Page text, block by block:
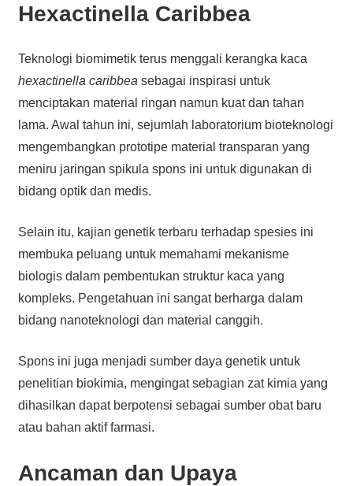
Hexactinella Caribbea
Teknologi biomimetik terus menggali kerangka kaca
hexactinella caribbea sebagai inspirasi untuk
menciptakan material ringan namun kuat dan tahan
lama. Awal tahun ini, sejumlah laboratorium bioteknologi
mengembangkan prototipe material transparan yang
meniru jaringan spikula spons ini untuk digunakan di
bidang optik dan medis.
Selain itu, kajian genetik terbaru terhadap spesies ini
membuka peluang untuk memahami mekanisme
biologis dalam pembentukan struktur kaca yang
kompleks. Pengetahuan ini sangat berharga dalam
bidang nanoteknologi dan material canggih.
Spons ini juga menjadi sumber daya genetik untuk
penelitian biokimia, mengingat sebagian zat kimia yang
dihasilkan dapat berpotensi sebagai sumber obat baru
atau bahan aktif farmasi.
Ancaman dan Upaya